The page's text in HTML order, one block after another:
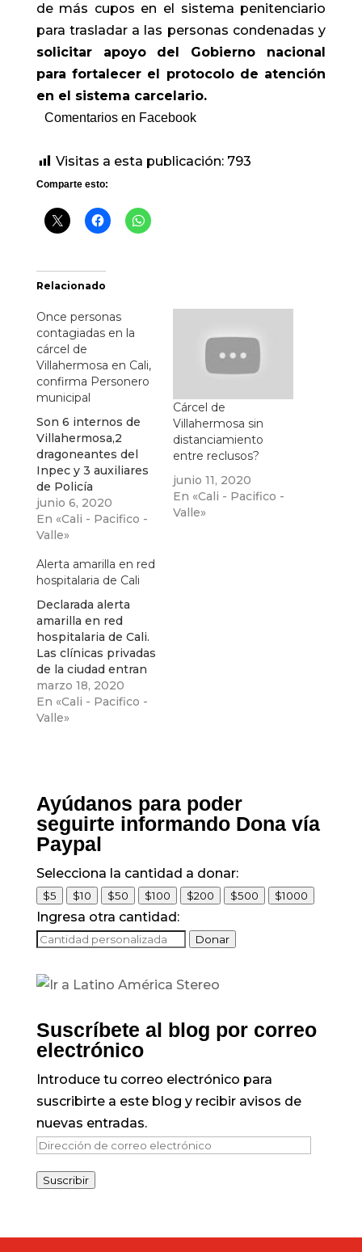
de más cupos en el sistema penitenciario
para trasladar a las personas condenadas y
solicitar apoyo del Gobierno nacional
para fortalecer el protocolo de atención
en el sistema carcelario.
Comentarios en Facebook
Visitas a esta publicación: 793
Comparte esto:
Relacionado
Once personas
contagiadas en la
cárcel de
Villahermosa en Cali,
confirma Personero
municipal
Son 6 internos de
Villahermosa,2
dragoneantes del
Inpec y 3 auxiliares
de Policía
contagiados y
cumpliendo
estrictos protocolos
la Secretaría de
Salud del municipio"
señaló el Personero
de Cali
junio 6, 2020
En «Cali - Pacifico -
Valle»
Cárcel de
Villahermosa sin
distanciamiento
entre reclusos?
junio 11, 2020
En «Cali - Pacifico -
Valle»
Alerta amarilla en red
hospitalaria de Cali
Declarada alerta
amarilla en red
hospitalaria de Cali.
Las clínicas privadas
de la ciudad entran
en esta alerta
amarilla , anunció la
Alcaldía de Cali
marzo 18, 2020
En «Cali - Pacifico -
Valle»
Ayúdanos para poder
seguirte informando Dona vía
Paypal
Selecciona la cantidad a donar:
$5 $10 $50 $100 $200 $500 $1000
Ingresa otra cantidad:
Donar
Suscríbete al blog por correo
electrónico
Introduce tu correo electrónico para
suscribirte a este blog y recibir avisos de
nuevas entradas.
Dirección
correo
Suscribir